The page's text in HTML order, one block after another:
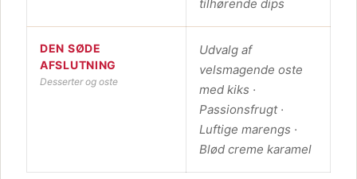
tilhørende dips
DEN SØDE
AFSLUTNING
Desserter og oste
Udvalg af
velsmagende oste
med kiks ·
Passionsfrugt ·
Luftige marengs ·
Blød creme karamel